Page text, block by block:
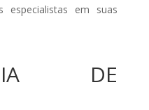
especialistas em suas
DE